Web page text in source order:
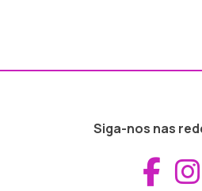
Siga-nos nas